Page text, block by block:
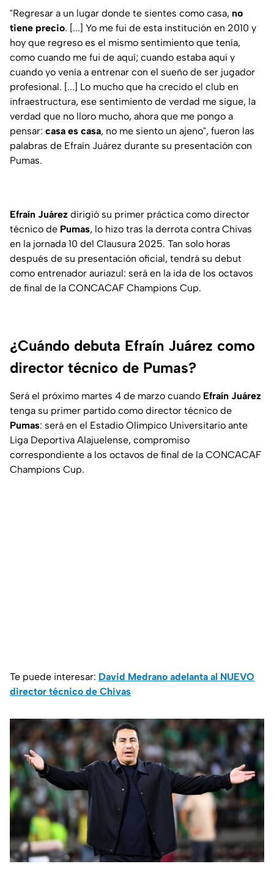
"Regresar a un lugar donde te sientes como casa, no
tiene precio. [...] Yo me fui de esta institución en 2010 y
hoy que regreso es el mismo sentimiento que tenía,
como cuando me fui de aquí; cuando estaba aquí y
cuando yo venía a entrenar con el sueño de ser jugador
profesional. [...] Lo mucho que ha crecido el club en
infraestructura, ese sentimiento de verdad me sigue, la
verdad que no lloro mucho, ahora que me pongo a
pensar: casa es casa, no me siento un ajeno", fueron las
palabras de Efraín Juárez durante su presentación con
Pumas.
Efraín Juárez dirigió su primer práctica como director
técnico de Pumas, lo hizo tras la derrota contra Chivas
en la jornada 10 del Clausura 2025. Tan solo horas
después de su presentación oficial, tendrá su debut
como entrenador auriazul: será en la ida de los octavos
de final de la CONCACAF Champions Cup.
¿Cuándo debuta Efraín Juárez como
director técnico de Pumas?
Será el próximo martes 4 de marzo cuando Efraín Juárez
tenga su primer partido como director técnico de
Pumas: será en el Estadio Olímpico Universitario ante
Liga Deportiva Alajuelense, compromiso
correspondiente a los octavos de final de la CONCACAF
Champions Cup.
Te puede interesar: David Medrano adelanta al NUEVO
director técnico de Chivas